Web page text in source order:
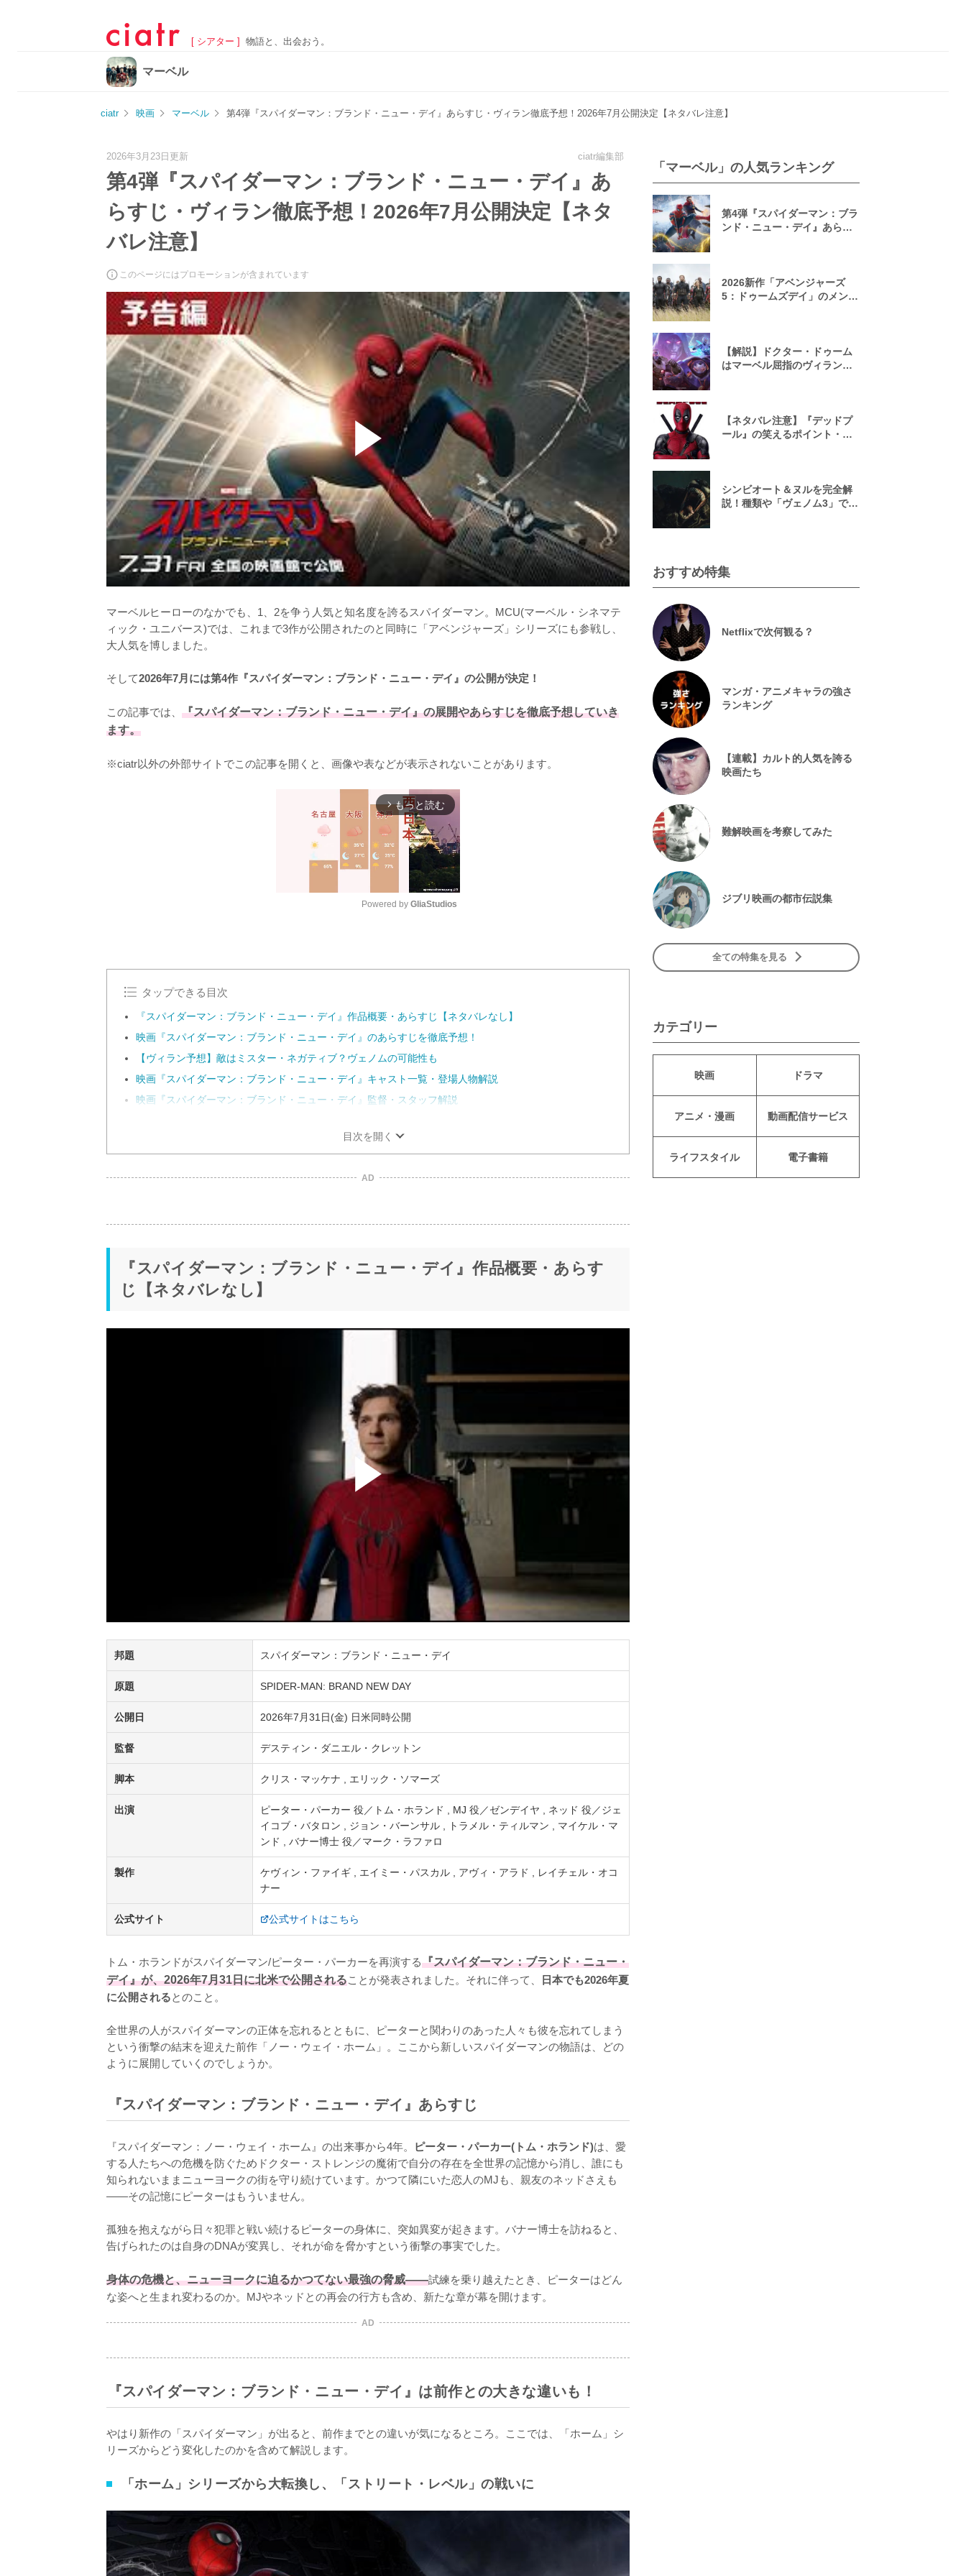
[ シアター ] 物語と、出会おう。
マーベル
ciatr 映画 マーベル 第4弾『スパイダーマン：ブランド・ニュー・デイ』あらすじ・ヴィラン徹底予想！2026年7月公開決定【ネタバレ注意】
2026年3月23日更新 ciatr編集部
第4弾『スパイダーマン：ブランド・ニュー・デイ』あ
らすじ・ヴィラン徹底予想！2026年7月公開決定【ネタ
バレ注意】
このページにはプロモーションが含まれています
マーベルヒーローのなかでも、1、2を争う人気と知名度を誇るスパイダーマン。MCU(マーベル・シネマテ
ィック・ユニバース)では、これまで3作が公開されたのと同時に「アベンジャーズ」シリーズにも参戦し、
大人気を博しました。
そして2026年7月には第4作『スパイダーマン：ブランド・ニュー・デイ』の公開が決定！
この記事では、 『スパイダーマン：ブランド・ニュー・デイ』の展開やあらすじを徹底予想していき
ます。
※ciatr以外の外部サイトでこの記事を開くと、画像や表などが表示されないことがあります。
arrow_forward_ios もっと読む
Powered by GliaStudios
タップできる目次
『スパイダーマン：ブランド・ニュー・デイ』作品概要・あらすじ【ネタバレなし】
映画『スパイダーマン：ブランド・ニュー・デイ』のあらすじを徹底予想！
【ヴィラン予想】敵はミスター・ネガティブ？ヴェノムの可能性も
映画『スパイダーマン：ブランド・ニュー・デイ』キャスト一覧・登場人物解説
映画『スパイダーマン：ブランド・ニュー・デイ』監督・スタッフ解説
目次を開く
AD
『スパイダーマン：ブランド・ニュー・デイ』作品概要・あらす
じ【ネタバレなし】
邦題 スパイダーマン：ブランド・ニュー・デイ
原題 SPIDER-MAN: BRAND NEW DAY
公開日 2026年7月31日(金) 日米同時公開
監督 デスティン・ダニエル・クレットン
脚本 クリス・マッケナ , エリック・ソマーズ
出演
ピーター・パーカー 役／トム・ホランド , MJ 役／ゼンデイヤ , ネッド 役／ジェ
イコブ・バタロン , ジョン・バーンサル , トラメル・ティルマン , マイケル・マ
ンド , バナー博士 役／マーク・ラファロ
製作
ケヴィン・ファイギ , エイミー・パスカル , アヴィ・アラド , レイチェル・オコ
ナー
公式サイト 公式サイトはこちら
トム・ホランドがスパイダーマン/ピーター・パーカーを再演する『スパイダーマン：ブランド・ニュー・
デイ』が、2026年7月31日に北米で公開されることが発表されました。それに伴って、
日本でも2026年夏
に公開されるとのこと。
全世界の人がスパイダーマンの正体を忘れるとともに、ピーターと関わりのあった人々も彼を忘れてしまう
という衝撃の結末を迎えた前作「ノー・ウェイ・ホーム」。ここから新しいスパイダーマンの物語は、どの
ように展開していくのでしょうか。
『スパイダーマン：ブランド・ニュー・デイ』あらすじ
『スパイダーマン：ノー・ウェイ・ホーム』の出来事から4年。 ピーター・パーカー(トム・ホランド)は、愛
する人たちへの危機を防ぐためドクター・ストレンジの魔術で自分の存在を全世界の記憶から消し、誰にも
知られないままニューヨークの街を守り続けています。かつて隣にいた恋人のMJも、親友のネッドさえも
——その記憶にピーターはもういません。
孤独を抱えながら日々犯罪と戦い続けるピーターの身体に、突如異変が起きます。バナー博士を訪ねると、
告げられたのは自身のDNAが変異し、それが命を脅かすという衝撃の事実でした。
身体の危機と、ニューヨークに迫るかつてない最強の脅威——試練を乗り越えたとき、ピーターはどん
な姿へと生まれ変わるのか。MJやネッドとの再会の行方も含め、新たな章が幕を開けます。
AD
『スパイダーマン：ブランド・ニュー・デイ』は前作との大きな違いも！
やはり新作の「スパイダーマン」が出ると、前作までとの違いが気になるところ。ここでは、「ホーム」シ
リーズからどう変化したのかを含めて解説します。
「ホーム」シリーズから大転換し、「ストリート・レベル」の戦いに
「マーベル」の人気ランキング
第4弾『スパイダーマン：ブラ
ンド・ニュー・デイ』あらす
2026新作「アベンジャーズ
5：ドゥームズデイ」のメンバ
【解説】ドクター・ドゥーム
はマーベル屈指のヴィラン！
【ネタバレ注意】『デッドプ
ール』の笑えるポイント・台
シンビオート＆ヌルを完全解
説！種類や「ヴェノム3」で初
おすすめ特集
Netflixで次何観る？
マンガ・アニメキャラの強さ
ランキング
【連載】カルト的人気を誇る
映画たち
難解映画を考察してみた
ジブリ映画の都市伝説集
全ての特集を見る
カテゴリー
映画 ドラマ
アニメ・漫画 動画配信サービス
ライフスタイル 電子書籍